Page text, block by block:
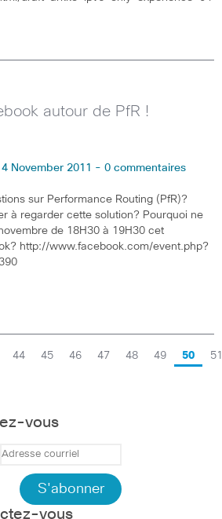
autour de PfR !
November 2011 - 0 commentaires
sur Performance Routing (PfR)?
à regarder cette solution? Pourquoi ne
de 18H30 à 19H30 cet
http://www.facebook.com/event.php?
44 45 46 47 48 49 50 51
vous
vous